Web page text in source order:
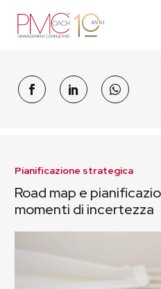
Pianificazione strategica
Road map e
momenti di incertezza